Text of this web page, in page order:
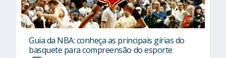
Guia da NBA: conheça as principais gírias do
basquete para compreensão do esporte